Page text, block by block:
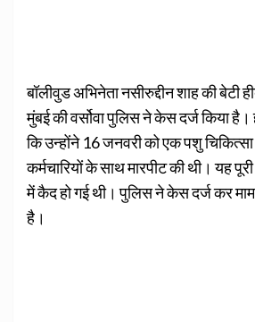
बॉलीवुड अभिनेता नसीरुद्दीन शाह की बेटी
मुंबई की वर्सोवा पुलिस ने केस दर्ज किया है।
कि उन्होंने 16 जनवरी को एक पशु
कर्मचारियों के साथ मारपीट की थी। यह
में कैद हो गई थी। पुलिस ने केस दर्ज कर
है।